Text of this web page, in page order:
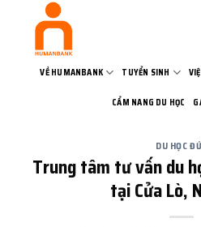
VỀ HUMANBANK TUYỂN SINH
CẨM NANG DU HỌC
DU HỌC
Trung tâm tư vấn du
tại Cửa Lò,